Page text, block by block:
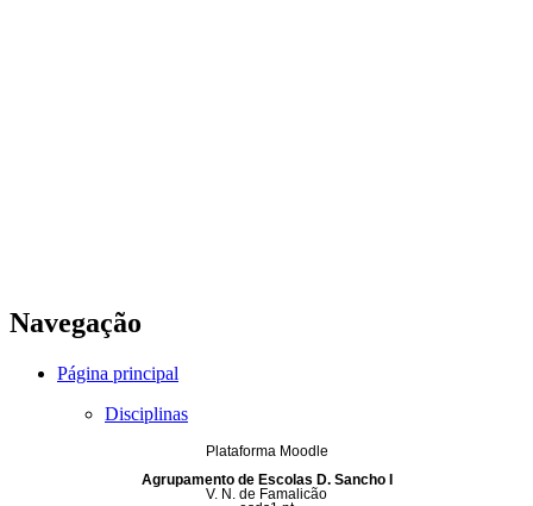
Navegação
Página principal
Disciplinas
Plataforma Moodle
Agrupamento de Escolas D. Sancho I
V. N. de Famalicão